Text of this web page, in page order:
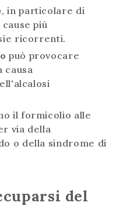
, in particolare di
più
ricorrenti.
può provocare
causa
il formicolio alle
via della
o della sindrome di
del